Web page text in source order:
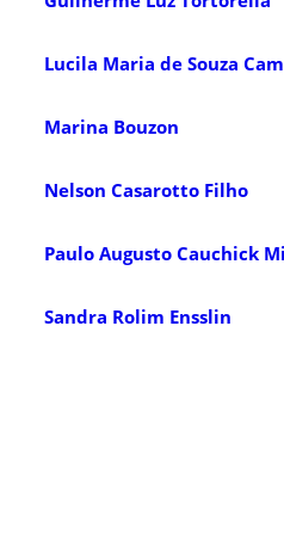
Lucila Maria de Souza
Marina Bouzon
Nelson Casarotto Filho
Paulo Augusto Cauchick
Sandra Rolim Ensslin